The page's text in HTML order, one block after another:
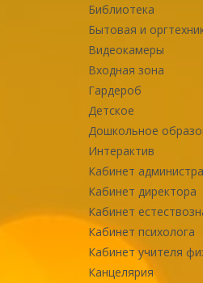
Библиотека
Бытовая и
Видеокамеры
Входная зона
Гардероб
Детское
Дошкольное
Интерактив
Кабинет
Кабинет директора
Кабинет
Кабинет психолога
Кабинет учителя
Канцелярия